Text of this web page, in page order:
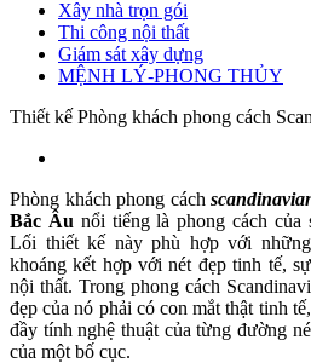
Xây nhà trọn gói
Thi công nội thất
Giám sát xây dựng
MỆNH LÝ-PHONG THỦY
Thiết kế Phòng khách phong cách
Phòng khách phong cách
Bắc Âu nổi tiếng là phong cách
Lối thiết kế này phù hợp với
khoáng kết hợp với nét đẹp tinh tế,
nội thất. Trong phong cách
đẹp của nó phải có con mắt thật tinh
đầy tính nghệ thuật của từng đường
của một bố cục.